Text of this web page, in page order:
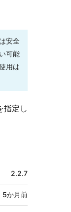
安全
可能
用は
指定し
2.2.7
5か月前